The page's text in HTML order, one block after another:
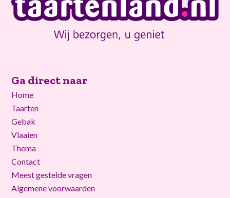
Ga direct naar
Home
Taarten
Gebak
Vlaaien
Thema
Contact
Meest gestelde vragen
Algemene voorwaarden